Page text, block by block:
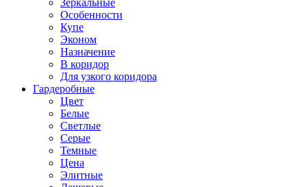
Зеркальные
Особенности
Купе
Эконом
Назначение
В коридор
Для узкого коридора
Гардеробные
Цвет
Белые
Светлые
Серые
Темные
Цена
Элитные